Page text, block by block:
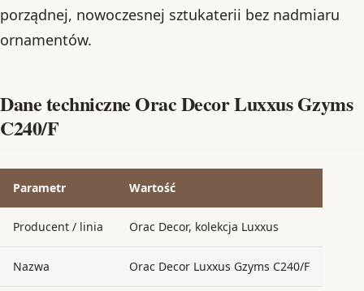
porządnej, nowoczesnej sztukaterii bez nadmiaru
ornamentów.
Dane techniczne Orac Decor Luxxus Gzyms
C240/F
Parametr Wartość
Producent / linia Orac Decor, kolekcja Luxxus
Nazwa Orac Decor Luxxus Gzyms C240/F